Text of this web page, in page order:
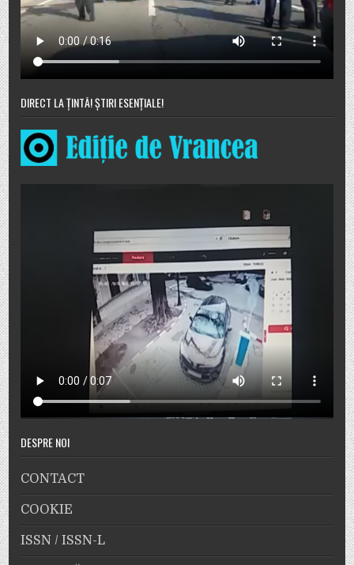
DIRECT LA ȚINTĂ! ȘTIRI ESENȚIALE!
DESPRE NOI
CONTACT
COOKIE
ISSN / ISSN-L